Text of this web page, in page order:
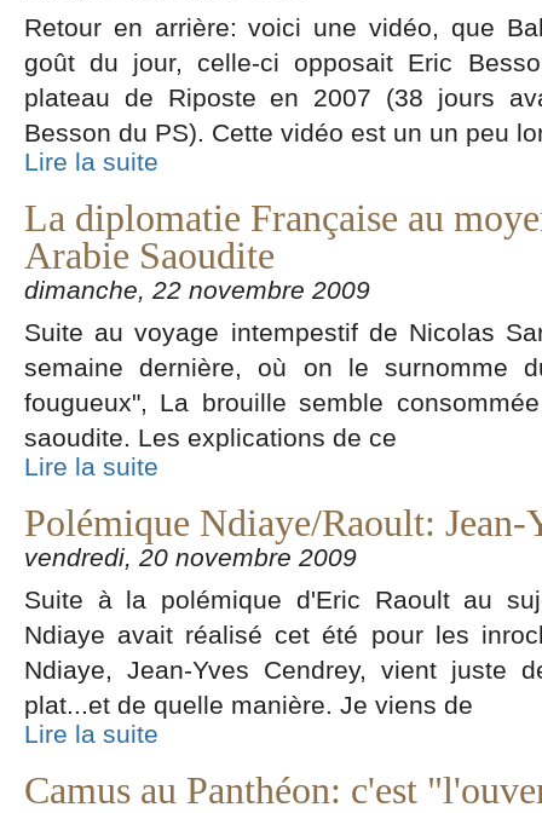
Retour en arrière: voici une vidéo, que
goût du jour, celle-ci opposait Eric
plateau de Riposte en 2007 (38 jours
Besson du PS). Cette vidéo est un un peu
Lire la suite
La diplomatie Française au
Arabie Saoudite
dimanche, 22 novembre 2009
Suite au voyage intempestif de Nicolas
semaine dernière, où on le surnomme
fougueux", La brouille semble
saoudite. Les explications de ce
Lire la suite
Polémique Ndiaye/Raoult: Jean-
vendredi, 20 novembre 2009
Suite à la polémique d'Eric Raoult au
Ndiaye avait réalisé cet été pour les
Ndiaye, Jean-Yves Cendrey, vient juste
plat...et de quelle manière. Je viens de
Lire la suite
Camus au Panthéon: c'est